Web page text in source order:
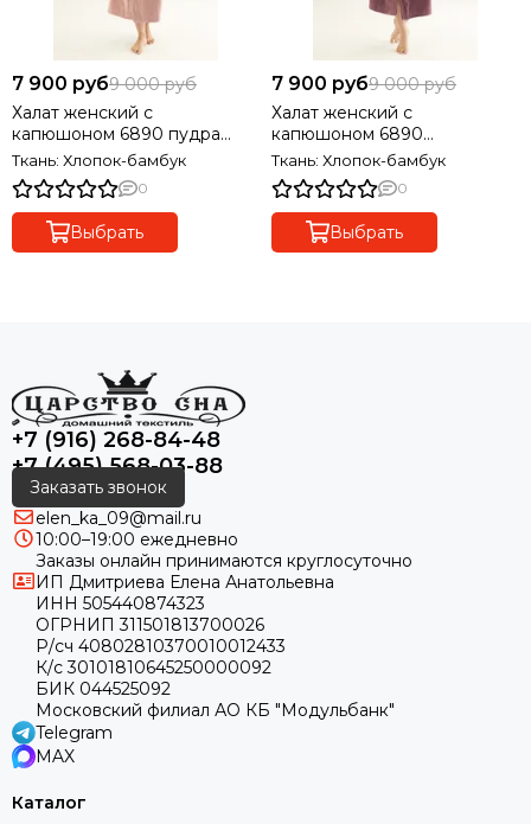
7 900 руб9 000 руб
Халат женский с
капюшоном 6890 пудра
NUSA
Ткань: Хлопок-бамбук
0
Выбрать
7 900 руб9 000 руб
Халат женский с
капюшоном 6890
фиолетовый NUSA
Ткань: Хлопок-бамбук
0
Выбрать
+7 (916) 268-84-48
+7 (495) 568-03-88
Заказать звонок
elen_ka_09@mail.ru
10:00–19:00 ежедневно
Заказы онлайн принимаются круглосуточно
ИП Дмитриева Елена Анатольевна
ИНН 505440874323
ОГРНИП 311501813700026
Р/сч 40802810370010012433
К/с 30101810645250000092
БИК 044525092
Московский филиал АО КБ "Модульбанк"
Telegram
MAX
Каталог